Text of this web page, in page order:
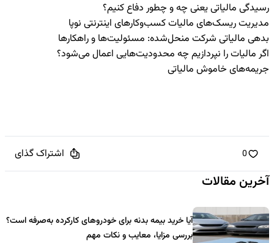
رسیدگی مالیاتی یعنی چه و چطور دفاع کنیم؟
مدیریت ریسک‌های مالیات کسب‌وکارهای اینترنتی نوپا
بدهی مالیاتی شرکت منحل‌شده: مسئولیت‌ها و راهکارها
اگر مالیات را نپردازیم چه محدودیت‌هایی اعمال می‌شود؟
جریمه‌های خاموش مالیاتی
0 اشتراک گذای
آخرین مقالات
آیا خرید بیمه بدنه برای خودروهای کارکرده به‌صرفه است؟
بررسی مزایا، معایب و نکات مهم